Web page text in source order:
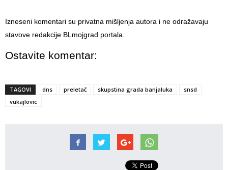
Izneseni komentari su privatna mišljenja autora i ne odražavaju
stavove redakcije BLmojgrad portala.
Ostavite komentar:
TAGOVI dns preletač skupstina grada banjaluka
snsd
vukajlovic